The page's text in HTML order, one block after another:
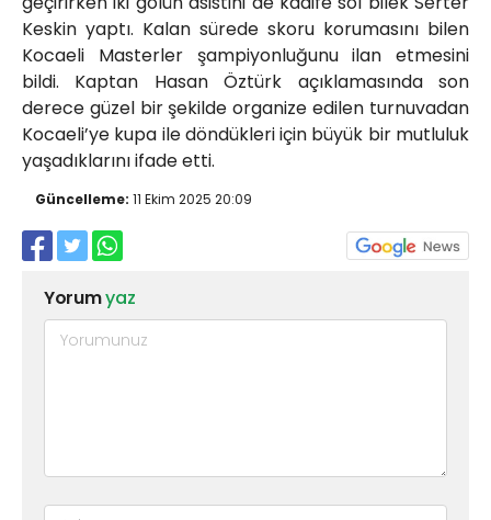
Keskin yaptı. Kalan sürede skoru korumasını bilen
Kocaeli Masterler şampiyonluğunu ilan etmesini
bildi. Kaptan Hasan Öztürk açıklamasında son
derece güzel bir şekilde organize edilen turnuvadan
Kocaeli’ye kupa ile döndükleri için büyük bir mutluluk
yaşadıklarını ifade etti.
Güncelleme: 11 Ekim 2025 20:09
Yorumyaz